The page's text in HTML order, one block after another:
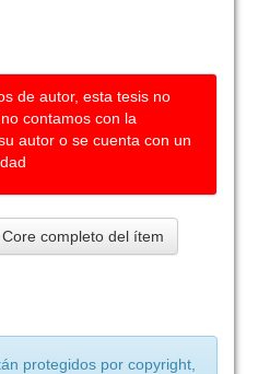
de autor, esta tesis no
contamos con la
autor o se cuenta con un
completo del ítem
protegidos por copyright,